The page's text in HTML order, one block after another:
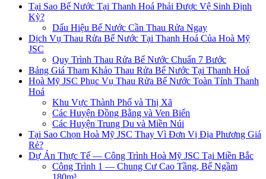
Tại Sao Bể Nước Tại Thanh Hoá Phải Được Vệ Sinh Định
Kỳ?
Dấu Hiệu Bể Nước Cần Thau Rửa Ngay
Dịch Vụ Thau Rửa Bể Nước Tại Thanh Hoá Của Hoà Mỹ
JSC
Quy Trình Thau Rửa Bể Nước Chuẩn 7 Bước
Bảng Giá Tham Khảo Thau Rửa Bể Nước Tại Thanh Hoá
Hoà Mỹ JSC Phục Vụ Thau Rửa Bể Nước Toàn Tỉnh Thanh
Hoá
Khu Vực Thành Phố và Thị Xã
Các Huyện Đồng Bằng và Ven Biển
Các Huyện Trung Du và Miền Núi
Tại Sao Chọn Hoà Mỹ JSC Thay Vì Đơn Vị Địa Phương Giá
Rẻ?
Dự Án Thực Tế — Công Trình Hoà Mỹ JSC Tại Miền Bắc
Công Trình 1 — Chung Cư Cao Tầng, Bể Ngầm
180m³